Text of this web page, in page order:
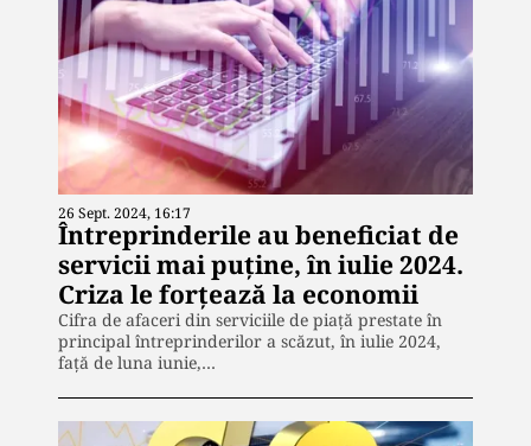
26 Sept. 2024, 16:17
Întreprinderile au beneficiat de
servicii mai puține, în iulie 2024.
Criza le forțează la economii
Cifra de afaceri din serviciile de piaţă prestate în
principal întreprinderilor a scăzut, în iulie 2024,
faţă de luna iunie,…